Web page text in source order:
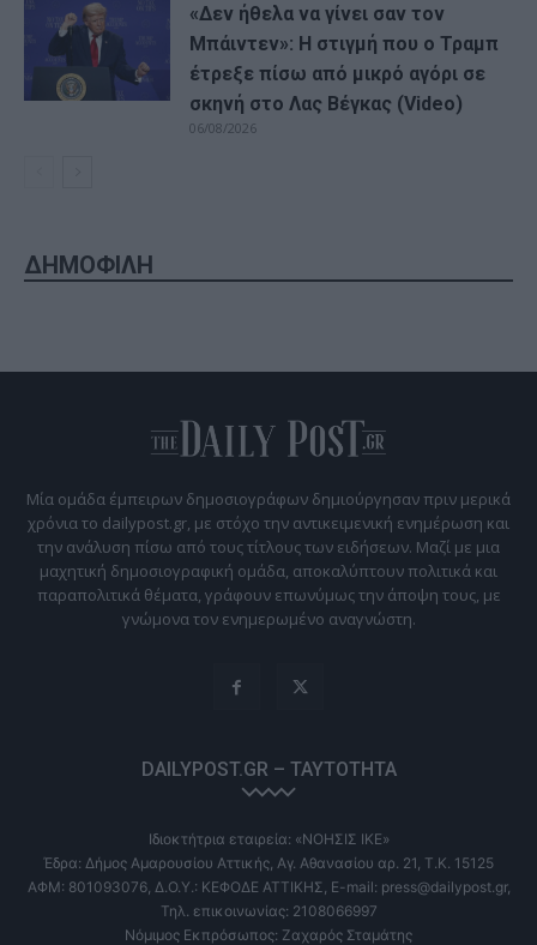
«Δεν ήθελα να γίνει σαν τον
Μπάιντεν»: Η στιγμή που ο Τραμπ
έτρεξε πίσω από μικρό αγόρι σε
σκηνή στο Λας Βέγκας (Video)
06/08/2026
ΔΗΜΟΦΙΛΗ
Μία ομάδα έμπειρων δημοσιογράφων δημιούργησαν πριν μερικά
χρόνια το dailypost.gr, με στόχο την αντικειμενική ενημέρωση και
την ανάλυση πίσω από τους τίτλους των ειδήσεων. Μαζί με μια
μαχητική δημοσιογραφική ομάδα, αποκαλύπτουν πολιτικά και
παραπολιτικά θέματα, γράφουν επωνύμως την άποψη τους, με
γνώμονα τον ενημερωμένο αναγνώστη.
DAILYPOST.GR – ΤΑΥΤΌΤΗΤΑ
Ιδιοκτήτρια εταιρεία: «ΝΟΗΣΙΣ ΙΚΕ»
Έδρα: Δήμος Αμαρουσίου Αττικής, Αγ. Αθανασίου αρ. 21, Τ.Κ. 15125
ΑΦΜ: 801093076, Δ.Ο.Υ.: ΚΕΦΟΔΕ ΑΤΤΙΚΗΣ, E-mail: press@dailypost.gr,
Τηλ. επικοινωνίας: 2108066997
Νόμιμος Εκπρόσωπος: Ζαχαρός Σταμάτης